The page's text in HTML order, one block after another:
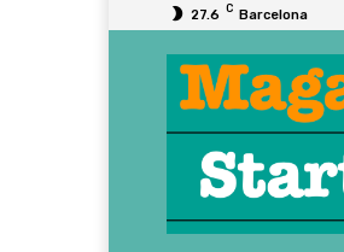
27.6 C Barcelona